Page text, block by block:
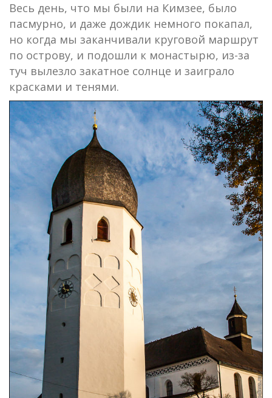
Весь день, что мы были на Кимзее, было
пасмурно, и даже дождик немного покапал,
но когда мы заканчивали круговой маршрут
по острову, и подошли к монастырю, из-за
туч вылезло закатное солнце и заиграло
красками и тенями.